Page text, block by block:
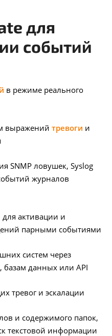
для
событий
в режиме реального
выражений тревоги и
SNMP ловушек, Syslog
журналов
активации и
парными событиями
систем через
данных или API
тревог и эскалации
и содержимого папок,
текстовой информации